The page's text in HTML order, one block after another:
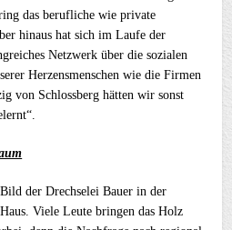
das berufliche wie private
hinaus hat sich im Laufe der
Netzwerk über die sozialen
Herzensmenschen wie die Firmen
von Schlossberg hätten wir sonst
der Drechselei Bauer in der
Viele Leute bringen das Holz